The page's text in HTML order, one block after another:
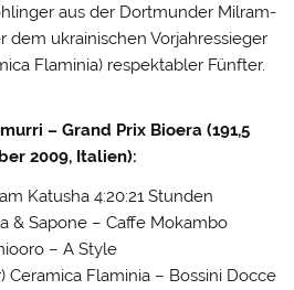
aus der Dortmunder Milram-
dem ukrainischen Vorjahressieger
Flaminia) respektabler Fünfter.
– Grand Prix Bioera (191,5
2009, Italien):
Katusha 4:20:21 Stunden
& Sapone – Caffe Mokambo
– A Style
Ceramica Flaminia – Bossini Docce